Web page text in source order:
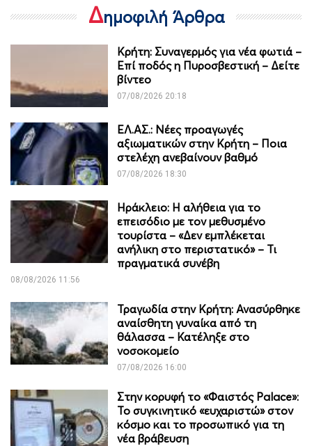
Δημοφιλή Άρθρα
Κρήτη: Συναγερμός για νέα φωτιά –
Επί ποδός η Πυροσβεστική – Δείτε
βίντεο
07/08/2026 20:18
ΕΛ.ΑΣ.: Νέες προαγωγές
αξιωματικών στην Κρήτη – Ποια
στελέχη ανεβαίνουν βαθμό
07/08/2026 18:30
Ηράκλειο: Η αλήθεια για το
επεισόδιο με τον μεθυσμένο
τουρίστα – «Δεν εμπλέκεται
ανήλικη στο περιστατικό» – Τι
πραγματικά συνέβη
08/08/2026 11:56
Τραγωδία στην Κρήτη: Ανασύρθηκε
αναίσθητη γυναίκα από τη
θάλασσα – Κατέληξε στο
νοσοκομείο
07/08/2026 16:00
Στην κορυφή το «Φαιστός Palace»:
Το συγκινητικό «ευχαριστώ» στον
κόσμο και το προσωπικό για τη
νέα βράβευση